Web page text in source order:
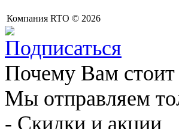
Компания RTO © 2026
Почему Вам стоит
Мы отправляем
- Скидки и акции